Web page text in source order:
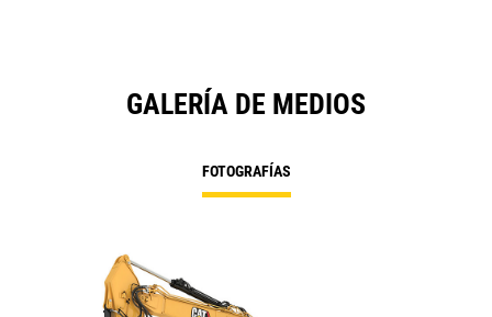
GALERÍA DE MEDIOS
FOTOGRAFÍAS